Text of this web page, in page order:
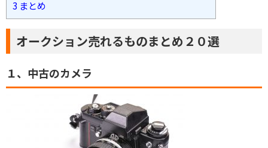
3 まとめ
オークション売れるものまとめ２０選
１、中古のカメラ